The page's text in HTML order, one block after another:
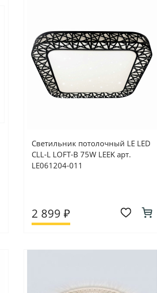
Светильник потолочный LE LED
CLL-L LOFT-B 75W LEEK арт.
LE061204-011
2 899 ₽